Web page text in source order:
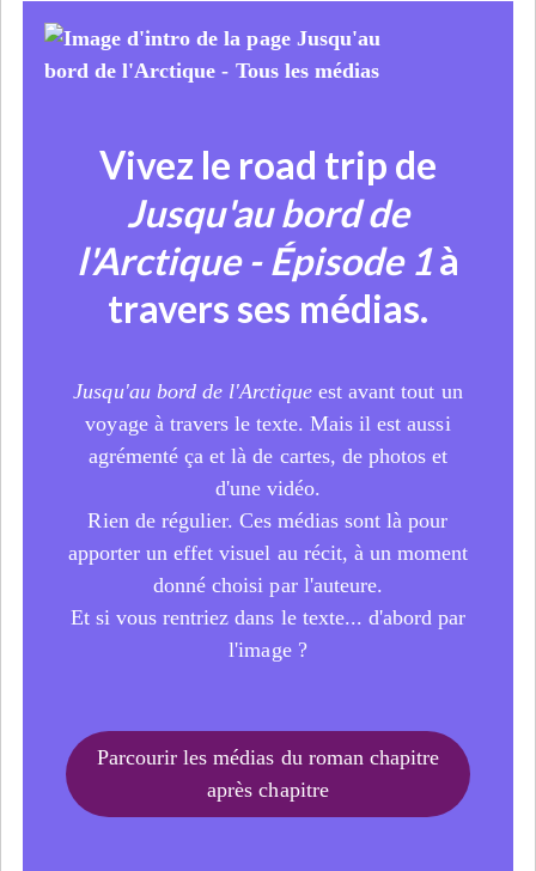
Vivez le road trip de
Jusqu'au bord de
l'Arctique - Épisode 1à
travers ses médias.
Jusqu'au bord de l'Arctique est avant tout un
voyage à travers le texte. Mais il est aussi
agrémenté ça et là de cartes, de photos et
d'une vidéo.
Rien de régulier. Ces médias sont là pour
apporter un effet visuel au récit, à un moment
donné choisi par l'auteure.
Et si vous rentriez dans le texte... d'abord par
l'image ?
Parcourir les médias du roman chapitre
après chapitre